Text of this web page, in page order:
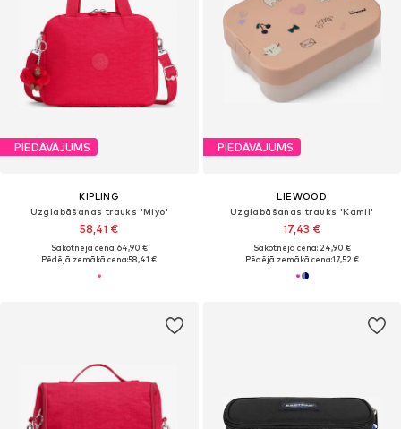
PIEDĀVĀJUMS
KIPLING
Uzglabāšanas trauks 'Miyo'
58,41 €
Sākotnējā cena: 64,90 €
Pēdējā zemākā cena:58,41 €
PIEDĀVĀJUMS
LIEWOOD
Uzglabāšanas trauks 'Kamil'
17,43 €
Sākotnējā cena: 24,90 €
Pēdējā zemākā cena:17,52 €